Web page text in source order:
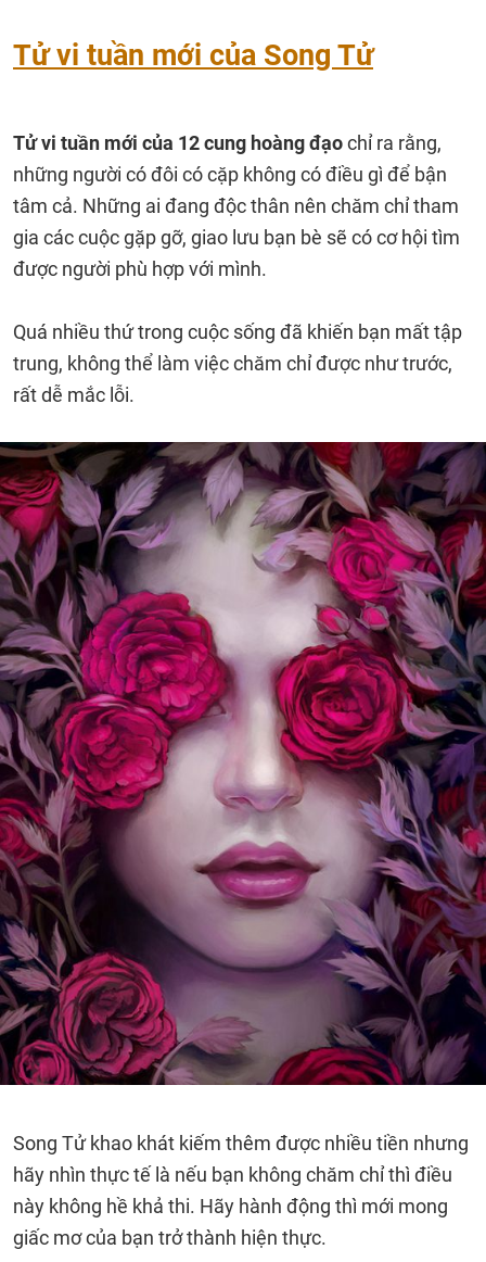
Tử vi tuần mới của Song Tử
Tử vi tuần mới của 12 cung hoàng đạochỉ ra rằng,
những người có đôi có cặp không có điều gì để bận
tâm cả. Những ai đang độc thân nên chăm chỉ tham
gia các cuộc gặp gỡ, giao lưu bạn bè sẽ có cơ hội tìm
được người phù hợp với mình.
Quá nhiều thứ trong cuộc sống đã khiến bạn mất tập
trung, không thể làm việc chăm chỉ được như trước,
rất dễ mắc lỗi.
Song Tử khao khát kiếm thêm được nhiều tiền nhưng
hãy nhìn thực tế là nếu bạn không chăm chỉ thì điều
này không hề khả thi. Hãy hành động thì mới mong
giấc mơ của bạn trở thành hiện thực.